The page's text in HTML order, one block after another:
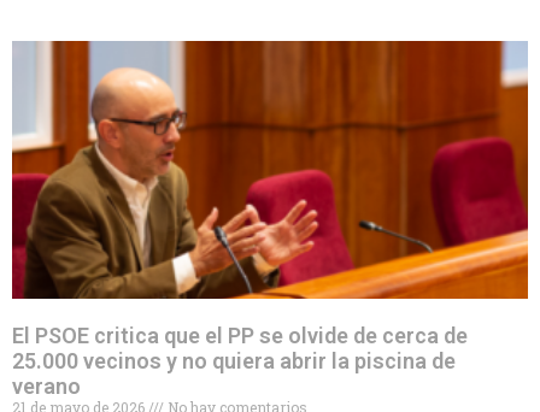
El PSOE critica que el PP se olvide de cerca de
25.000 vecinos y no quiera abrir la piscina de
verano
21 de mayo de 2026
No hay comentarios